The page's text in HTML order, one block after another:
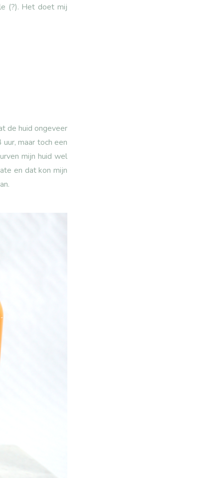
(?). Het doet mij
de huid ongeveer
maar toch een
mijn huid wel
en dat kon mijn